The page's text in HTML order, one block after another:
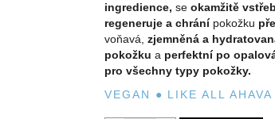
ingredience, se okamžitě
regeneruje a chránípokožku
voňavá, zjemněná a
pokožku a perfektní po
pro všechny typy pokožky.
VEGAN ● LIKE ALL